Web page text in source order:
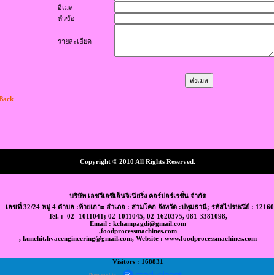
อีเมล
หัวข้อ
รายละเอียด
Copyright © 2010 All Rights Reserved.
บริษัท เอชวีเอซีเอ็นจิเนียริ่ง คอร์ปอร์เรชั่น จำกัด
เลขที่ 32/24 หมู่ 4 ตำบล :ท้ายเกาะ อำเภอ : สามโคก จังหวัด :ปทุมธานี; รหัสไปรษณีย์ : 12160
Tel. : 02- 1011041; 02-1011045, 02-1620375, 081-3381098,
Email : kchampagdi@gmail.com
,foodprocessmachines.com
, kunchit.hvacengineering@gmail.com, Website : www.foodprocessmachines.com
Visitors : 168831